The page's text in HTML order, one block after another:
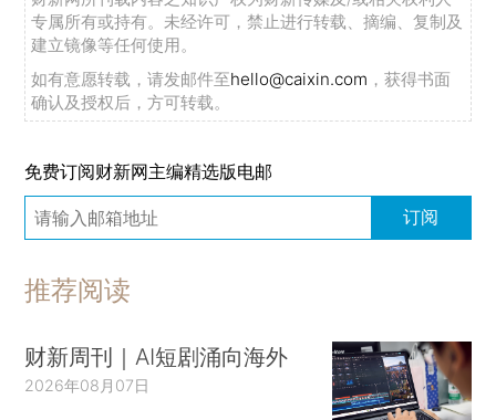
专属所有或持有。未经许可，禁止进行转载、摘编、复制及
建立镜像等任何使用。
如有意愿转载，请发邮件至hello@caixin.com ，获得书面
确认及授权后，方可转载。
免费订阅财新网主编精选版电邮
订阅
推荐阅读
财新周刊｜AI短剧涌向海外
2026年08月07日